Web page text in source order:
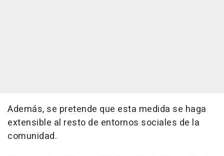
Además, se pretende que esta medida se haga
extensible al resto de entornos sociales de la
comunidad.